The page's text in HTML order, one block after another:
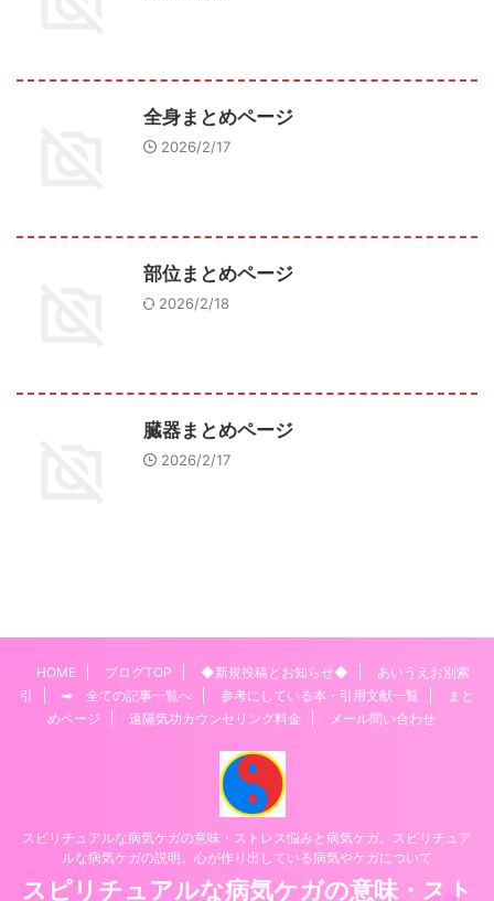
全身まとめページ
2026/2/17
部位まとめページ
2026/2/18
臓器まとめページ
2026/2/17
HOME ブログTOP ◆新規投稿とお知らせ◆
あいうえお別索
引
➡ 全ての記事一覧へ 参考にしている本・引用文献一覧
まと
めページ
遠隔気功カウンセリング料金 メール問い合わせ
スピリチュアルな病気ケガの意味・ストレス悩みと病気ケガ。スピリチュア
ルな病気ケガの説明。心が作り出している病気やケガについて
スピリチュアルな病気ケガの意味・スト